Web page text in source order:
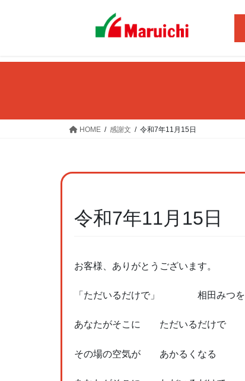
ツ
ッ
シ
移
HOME 感謝文 令和7年11月15日
令和7年11月15日
お客様、ありがとうございます。
「ただいるだけで」 相田みつを
あなたがそこに ただいるだけで
その場の空気が あかるくなる